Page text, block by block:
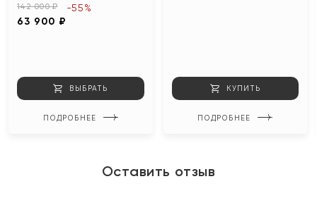
142 000 ₽
63 900 ₽
-55%
ВЫБРАТЬ
ПОДРОБНЕЕ
КУПИТЬ
ПОДРОБНЕЕ
Оставить отзыв